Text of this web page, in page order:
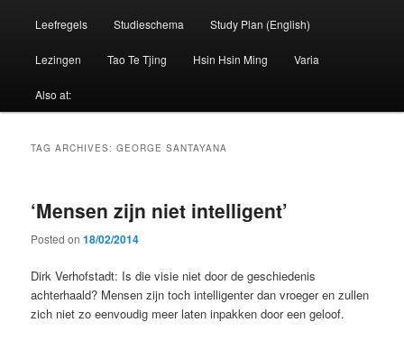
Leefregels Studieschema Study Plan (English)
Lezingen Tao Te Tjing Hsin Hsin Ming Varia
Also at:
TAG ARCHIVES:GEORGE SANTAYANA
‘Mensen zijn niet intelligent’
Posted on18/02/2014
Dirk Verhofstadt: Is die visie niet door de geschiedenis
achterhaald? Mensen zijn toch intelligenter dan vroeger en zullen
zich niet zo eenvoudig meer laten inpakken door een geloof.